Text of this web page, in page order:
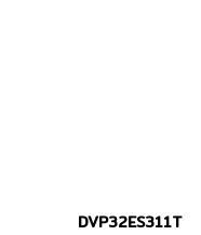
DVP32ES311T